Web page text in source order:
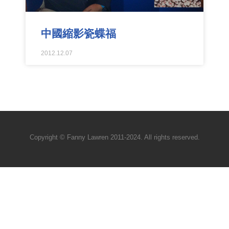
中國縮影瓷蝶福
2012.12.07
Copyright © Fanny Lawren 2011-2024. All rights reserved.